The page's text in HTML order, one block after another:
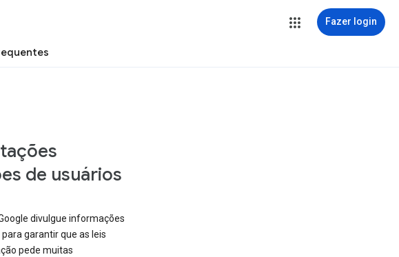
Fazer login
de usuários
divulgue informações
garantir que as leis
pede muitas